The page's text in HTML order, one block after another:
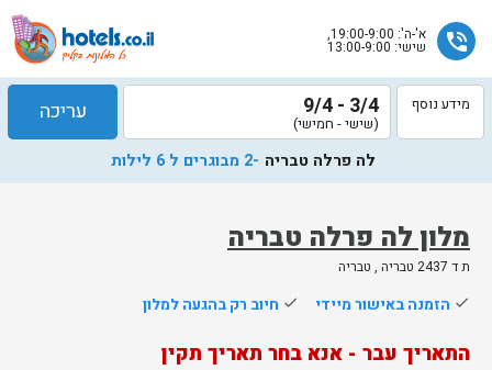
phone_in_talk א'-ה': 19:00-9:00,
שישי: 13:00-9:00
מלון לה פרלה טבריה
ת ד 2437 טבריה , טבריה
מידע נוסף 3/4 - 9/4
(שישי - חמישי) עריכה
לה פרלה טבריה -2 מבוגרים ל 6 לילות
done הזמנה באישור מיידי done חיוב רק בהגעה למלון
התאריך עבר - אנא בחר תאריך תקין
שלח
הוטלס